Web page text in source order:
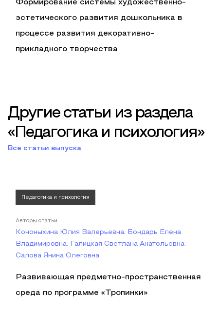
Формирование системы художественно-
эстетического развития дошкольника в
процессе развития декоративно-
прикладного творчества
Другие статьи из раздела
«Педагогика и психология»
Все статьи выпуска
Педагогика и психология
Авторы статьи
Кононыхина Юлия Валерьевна, Бондарь Елена
Владимировна, Галицкая Светлана Анатольевна,
Салова Янина Олеговна
Развивающая предметно-пространственная
среда по программе «Тропинки»